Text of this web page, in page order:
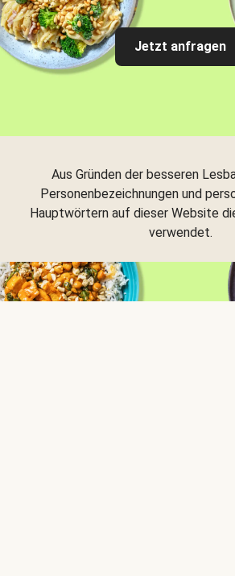
Jetzt anfragen
Aus Gründen der besseren
Personenbezeichnungen und
Hauptwörtern auf dieser Website
verwendet.